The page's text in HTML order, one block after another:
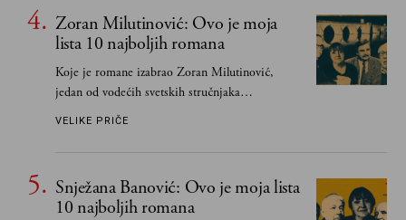
Zoran Milutinović: Ovo je moja
lista 10 najboljih romana
Koje je romane izabrao Zoran Milutinović,
jedan od vodećih svetskih stručnjaka
južnoslovenske književnosti
VELIKE PRIČE
Snježana Banović: Ovo je moja lista
10 najboljih romana